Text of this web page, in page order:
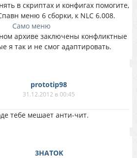
в скриптах и конфигах помогите,
меню 6 сборки, к NLC 6.008.
Само меню
архиве заключены конфликтные
я так и не смог адаптировать.
prototip98
31.12.2012 в 00:45
тебе мешает анти-чит.
3HATOK